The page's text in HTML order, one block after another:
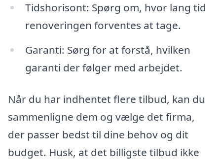
Tidshorisont: Spørg om, hvor lang tid
renoveringen forventes at tage.
Garanti: Sørg for at forstå, hvilken
garanti der følger med arbejdet.
Når du har indhentet flere tilbud, kan du
sammenligne dem og vælge det firma,
der passer bedst til dine behov og dit
budget. Husk, at det billigste tilbud ikke